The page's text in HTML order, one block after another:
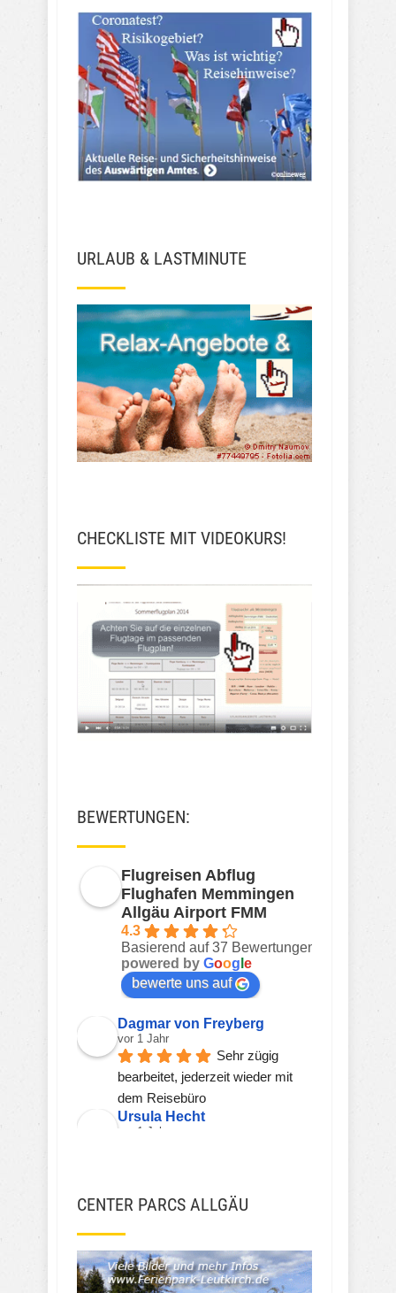
URLAUB & LASTMINUTE
CHECKLISTE MIT VIDEOKURS!
BEWERTUNGEN:
Flugreisen Abflug
Flughafen Memmingen
Allgäu Airport FMM
4.3
Basierend auf 37 Bewertungen
powered by Goog e
bewerte uns auf
Dagmar von Freyberg
vor 1 Jahr
Sehr zügig
bearbeitet, jederzeit wieder mit
dem Reisebüro
Ursula Hecht
vor 1 Jahr
Sehr gerne wieder!!!
Viorel Stanciu
JSH JSH
CENTER PARCS ALLGÄU